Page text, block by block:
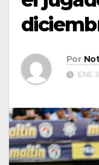
Por
ENE